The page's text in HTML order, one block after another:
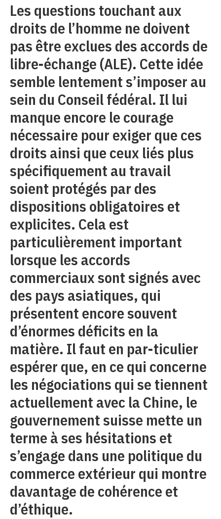
Les questions touchant aux
droits de l’homme ne doivent
pas être exclues des accords de
libre-échange (ALE). Cette idée
semble lentement s’imposer au
sein du Conseil fédéral. Il lui
manque encore le courage
nécessaire pour exiger que ces
droits ainsi que ceux liés plus
spécifiquement au travail
soient protégés par des
dispositions obligatoires et
explicites. Cela est
particulièrement important
lorsque les accords
commerciaux sont signés avec
des pays asiatiques, qui
présentent encore souvent
d’énormes déficits en la
matière. Il faut en par-ticulier
espérer que, en ce qui concerne
les négociations qui se tiennent
actuellement avec la Chine, le
gouvernement suisse mette un
terme à ses hésitations et
s’engage dans une politique du
commerce extérieur qui montre
davantage de cohérence et
d’éthique.